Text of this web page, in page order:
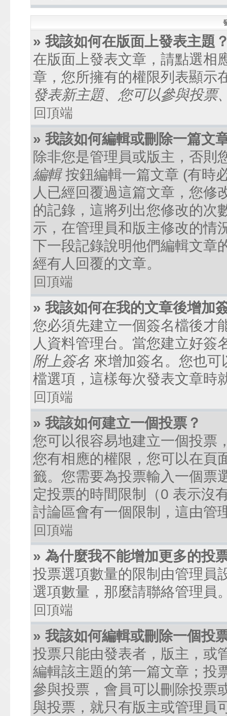
» 我該如何在版面上發表主題
在版面上發表文章，請點選相
章，您所擁有的權限列表顯示
發表新主題、您可以參與投票
回頂端
» 我該如何編輯或刪除一篇文
除非您是管理員或版主，否則
編輯按鈕編輯一篇文章 (有時
人已經回覆過這篇文章，您修
的記錄，這將列出您修改的次
示，在管理員和版主修改的情
下一段記錄說明他們編輯文章
經有人回覆的文章。
回頂端
» 我該如何在我的文章後增加
您必須先建立一個簽名檔後才
人資料管理台。當您建立好簽
附上簽名 來增加簽名。您也
檔選項，這樣每次發表文章時
回頂端
» 我該如何建立一個投票？
您可以很容易地建立一個投票
您有相應的權限，您可以在頁
籤。您需要為投票輸入一個票
定投票的時間限制（0 表示沒
討論區會有一個限制，這由管
回頂端
» 為什麼我不能增加更多的投
投票選項數量的限制由管理員
選項數量，那麼請聯絡管理員
回頂端
» 我該如何編輯或刪除一個投
投票只能由發表者，版主，或
編輯該主題的第一篇文章；投
參與投票，會員可以刪除投票
與投票，就只有版主或管理員